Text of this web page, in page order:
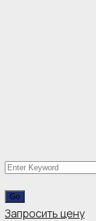
Запросить цену